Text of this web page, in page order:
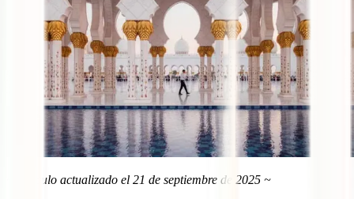
~ Artículo actualizado el 21 de septiembre de 2025 ~